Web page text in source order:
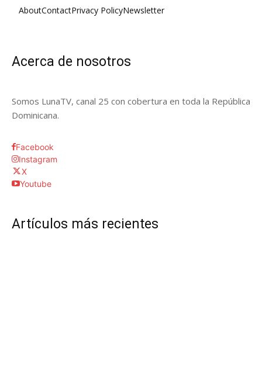
AboutContactPrivacy PolicyNewsletter
Acerca de nosotros
Somos LunaTV, canal 25 con cobertura en toda la República
Dominicana.
Facebook
Instagram
X
Youtube
Artículos más recientes